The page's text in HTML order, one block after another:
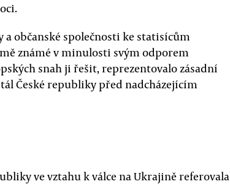
občanské společnosti ke statisícům
známé v minulosti svým odporem
snah ji řešit, reprezentovalo zásadní
České republiky před nadcházejícím
ve vztahu k válce na Ukrajině referovala